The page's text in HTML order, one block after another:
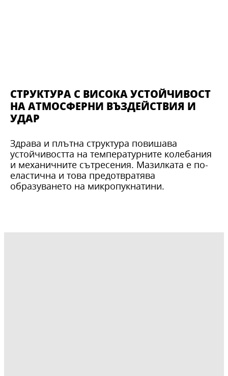
СТРУКТУРА С ВИСОКА УСТОЙЧИВОСТ
НА АТМОСФЕРНИ ВЪЗДЕЙСТВИЯ И
УДАР
Здрава и плътна структура повишава
устойчивостта на температурните колебания
и механичните сътресения. Мазилката е по-
еластична и това предотвратява
образуването на микропукнатини.